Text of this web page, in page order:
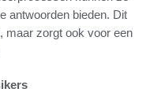
antwoorden bieden. Dit
maar zorgt ook voor een